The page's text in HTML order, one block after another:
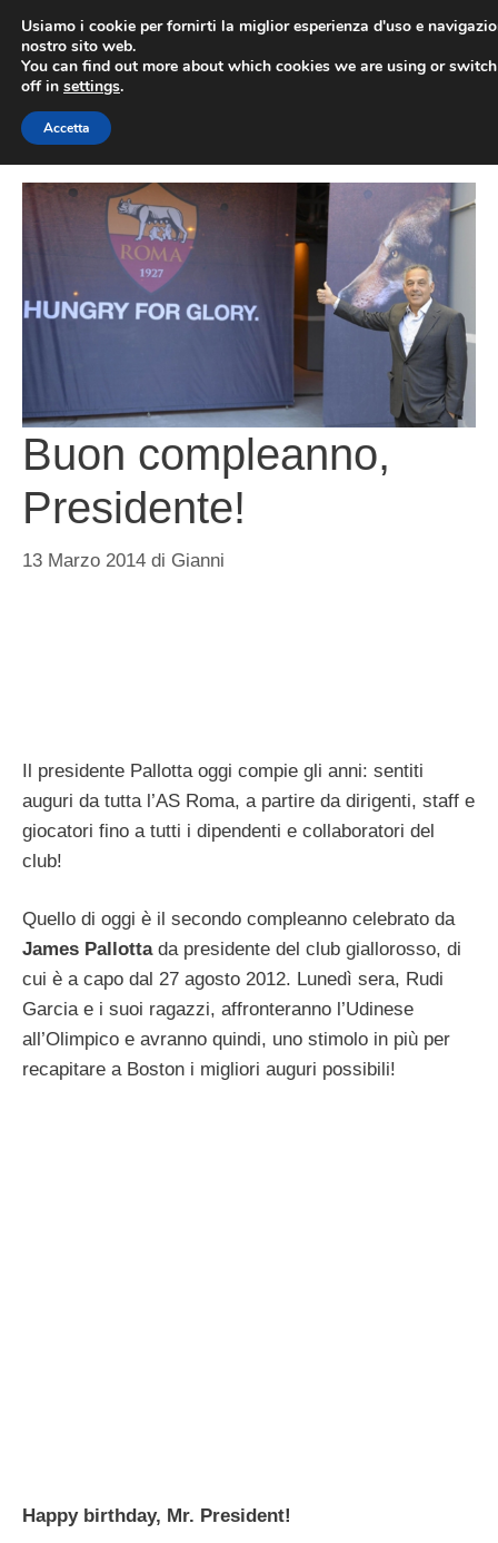
contenuto
Buon compleanno,
Presidente!
13 Marzo 2014 di Gianni
Il presidente Pallotta oggi compie gli anni: sentiti
auguri da tutta l’AS Roma, a partire da dirigenti, staff e
giocatori fino a tutti i dipendenti e collaboratori del
club!
Quello di oggi è il secondo compleanno celebrato da
James Pallottada presidente del club giallorosso, di
cui è a capo dal 27 agosto 2012. Lunedì sera, Rudi
Garcia e i suoi ragazzi, affronteranno l’Udinese
all’Olimpico e avranno quindi, uno stimolo in più per
recapitare a Boston i migliori auguri possibili!
Happy birthday, Mr. President!
Usiamo i cookie per fornirti la miglior esperienza d'uso e
nostro sito web.
You can find out more about which cookies we are using or
off in settings.
Accetta